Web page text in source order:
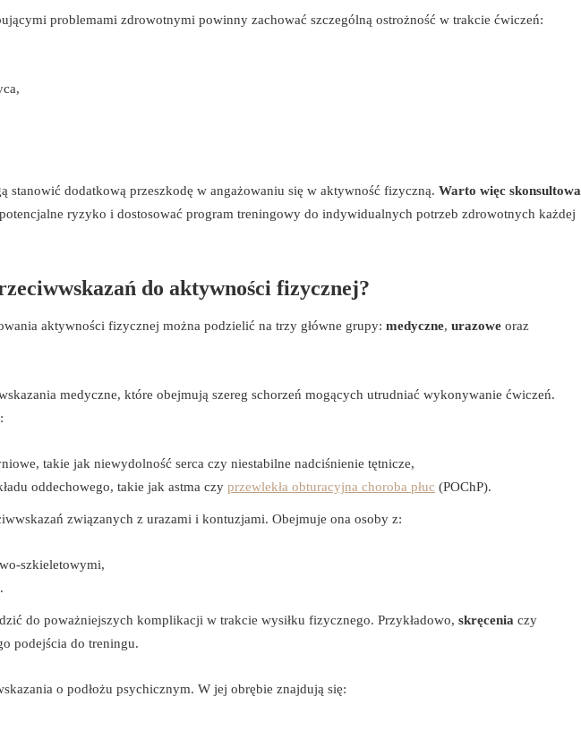
problemami zdrowotnymi powinny zachować szczególną ostrożność w trakcie ćwiczeń:
stanowić dodatkową przeszkodę w angażowaniu się w aktywność fizyczną. Warto więc
ryzyko i dostosować program treningowy do indywidualnych potrzeb zdrowotnych każdej
do aktywności fizycznej?
aktywności fizycznej można podzielić na trzy główne grupy: medyczne, urazowe oraz
medyczne, które obejmują szereg schorzeń mogących utrudniać wykonywanie ćwiczeń.
takie jak niewydolność serca czy niestabilne nadciśnienie tętnicze,
oddechowego, takie jak astma czy przewlekła obturacyjna choroba płuc (POChP).
związanych z urazami i kontuzjami. Obejmuje ona osoby z:
szkieletowymi,
do poważniejszych komplikacji w trakcie wysiłku fizycznego. Przykładowo, skręcenia czy
podejścia do treningu.
o podłożu psychicznym. W jej obrębie znajdują się: